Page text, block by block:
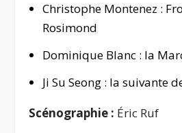
Christophe Montenez :
Rosimond
Dominique Blanc : la
Ji Su Seong : la suivante
Scénographie : Éric Ruf